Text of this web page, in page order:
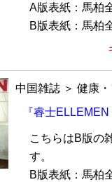
A版表紙：馬柏
B版表紙：馬柏
中国雑誌 ＞ 健康
『睿士
こちらはB版の
す。
B版表紙：馬柏